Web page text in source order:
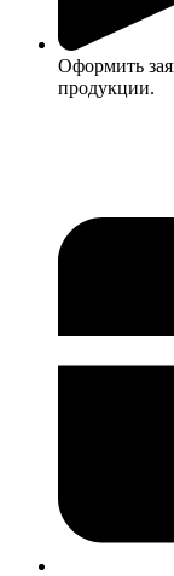
Оформить
продукции.